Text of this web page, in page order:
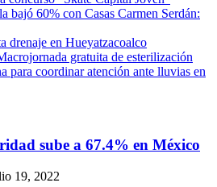
bajó 60% con Casas Carmen Serdán:
drenaje en Hueyatzacoalco
gratuita de esterilización
para coordinar atención ante lluvias en
sube a 67.4% en México
19, 2022